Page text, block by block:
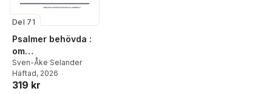
Del 71
Psalmer behövda :
om
reformationspsalm
er i funktionellt
pastoralteologiskt
Sven-Åke Selander
Häftad, 2026
319 kr